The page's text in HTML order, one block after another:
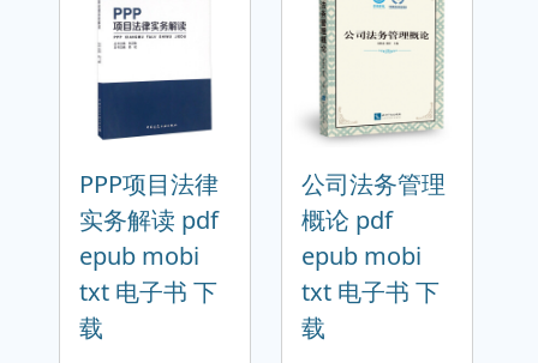
PPP项目法律
实务解读 pdf
epub mobi
txt 电子书 下
载
公司法务管理
概论 pdf
epub mobi
txt 电子书 下
载